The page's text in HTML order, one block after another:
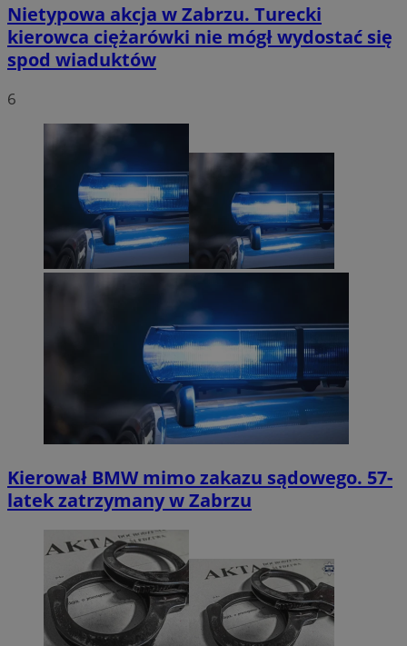
Nietypowa akcja w Zabrzu. Turecki
kierowca ciężarówki nie mógł wydostać się
spod wiaduktów
6
Kierował BMW mimo zakazu sądowego. 57-
latek zatrzymany w Zabrzu